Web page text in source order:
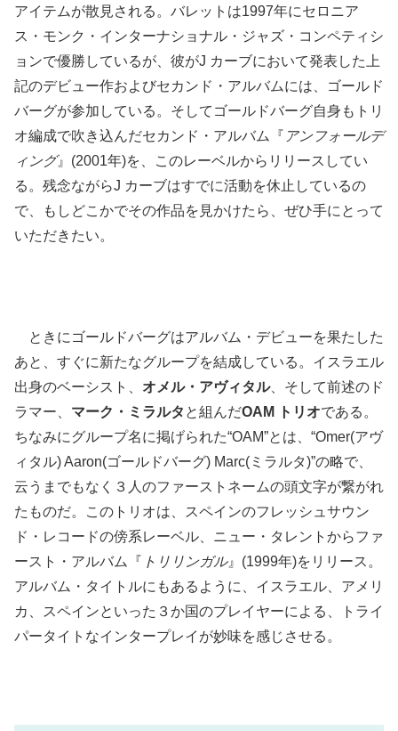
アイテムが散見される。バレットは1997年にセロニア
ス・モンク・インターナショナル・ジャズ・コンペティシ
ョンで優勝しているが、彼がJ カーブにおいて発表した上
記のデビュー作およびセカンド・アルバムには、ゴールド
バーグが参加している。そしてゴールドバーグ自身もトリ
オ編成で吹き込んだセカンド・アルバム『 アンフォールデ
ィング』(2001年)を、このレーベルからリリースしてい
る。残念ながらJ カーブはすでに活動を休止しているの
で、もしどこかでその作品を見かけたら、ぜひ手にとって
いただきたい。
ときにゴールドバーグはアルバム・デビューを果たした
あと、すぐに新たなグループを結成している。イスラエル
出身のベーシスト、 オメル・アヴィタル、そして前述のド
ラマー、 マーク・ミラルタ と組んだOAM トリオである。
ちなみにグループ名に掲げられた“OAM”とは、“Omer(アヴ
ィタル) Aaron(ゴールドバーグ) Marc(ミラルタ)”の略で、
云うまでもなく３人のファーストネームの頭文字が繋がれ
たものだ。このトリオは、スペインのフレッシュサウン
ド・レコードの傍系レーベル、ニュー・タレントからファ
ースト・アルバム『 トリリンガル』(1999年)をリリース。
アルバム・タイトルにもあるように、イスラエル、アメリ
カ、スペインといった３か国のプレイヤーによる、トライ
パータイトなインタープレイが妙味を感じさせる。